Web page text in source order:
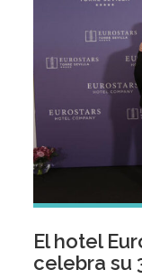
El hotel
celebra su